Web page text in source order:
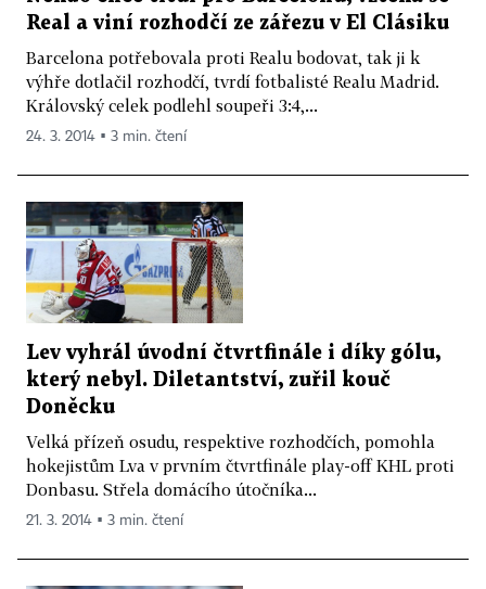
Real a viní rozhodčí ze zářezu v El Clásiku
Barcelona potřebovala proti Realu bodovat, tak ji k
výhře dotlačil rozhodčí, tvrdí fotbalisté Realu Madrid.
Královský celek podlehl soupeři 3:4,...
24. 3. 2014 ▪ 3 min. čtení
Lev vyhrál úvodní čtvrtfinále i díky gólu,
který nebyl. Diletantství, zuřil kouč
Doněcku
Velká přízeň osudu, respektive rozhodčích, pomohla
hokejistům Lva v prvním čtvrtfinále play-off KHL proti
Donbasu. Střela domácího útočníka...
21. 3. 2014 ▪ 3 min. čtení